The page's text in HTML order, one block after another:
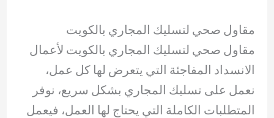
مقاول صحي لتسليك المجاري بالكويت
مقاول صحي لتسليك المجاري بالكويت لأعمال
الانسداد المفاجئة التي يتعرض لها كل عمل،
نعمل على تسليك المجاري بشكل سريع، نوفر
المتطلبات الكاملة التي يحتاج لها العمل، فيعمل